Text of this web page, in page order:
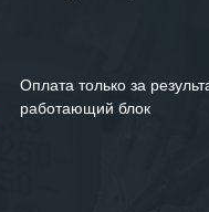
Оплата только за
работающий блок